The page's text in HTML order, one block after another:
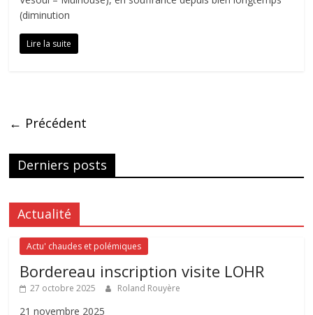
(diminution
Lire la suite
← Précédent
Derniers posts
Actualité
Actu' chaudes et polémiques
Bordereau inscription visite LOHR
27 octobre 2025 Roland Rouyère
21 novembre 2025